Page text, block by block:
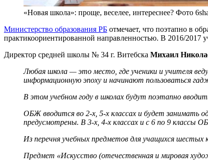
«Новая школа»: проще, веселее, интереснее? Фото
Министерство образования РБ отмечает, что поэтапно в
практикоориентированной направленностью. В 2016/
Директор средней школы № 34 г. Витебска Михаил
Любая школа — это место, где ученики и учителя
информационную эпоху и начинают пользоваться
В этом учебном году в школах будут поэтапно
ОБЖ вводится во 2-х, 5-х классах и будет занимать
предусмотрены. В 3-х, 4-х классах и с 6 по 9 классы
Из перечня учебных предметов для учащихся шестых
Предмет «Искусство (отечественная и мировая